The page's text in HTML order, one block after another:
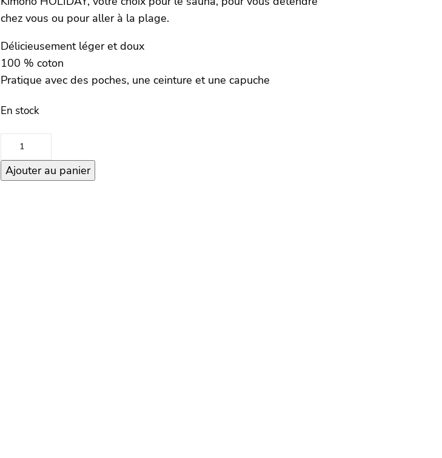
chez vous ou pour aller à la plage.
Délicieusement léger et doux
100 % coton
Pratique avec des poches, une ceinture et une capuche
En stock
quantité
Kimono
Ajouter au panier